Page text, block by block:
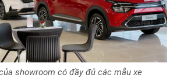
showroom có đầy đủ các mẫu xe